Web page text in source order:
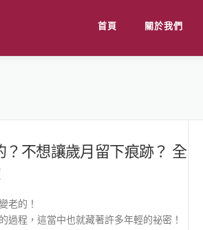
首頁 關於我們
不想讓歲月留下痕跡？ 全
老的！
過程，這當中也就藏著許多年輕的祕密！